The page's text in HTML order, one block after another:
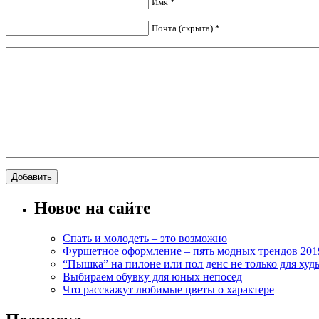
Почта (скрыта) *
Новое на сайте
Спать и молодеть – это возможно
Фуршетное оформление – пять модных трендов
“Пышка” на пилоне или пол денс не только для
Выбираем обувку для юных непосед
Что расскажут любимые цветы о характере